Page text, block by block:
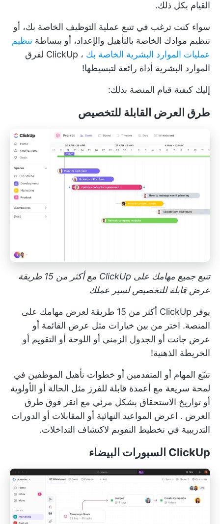
القيام بكل ذلك.
سواء كنت ترغب في تتبع عملية التوظيف الخاصة بك، أو
تنظيم موادك الخاصة بالتأهيل والإعداد، أو ببساطة تنظيم
عمليات الموارد البشرية الخاصة بك
، ClickUp لفرق
الموارد البشرية أداة رائعة لتبسيطها!
إليك كيفية قيام المنصة بذلك:
طرق العرض القابلة للتخصيص
تتبع جميع مهامك على ClickUp مع أكثر من 15 طريقة
عرض قابلة للتخصيص لسير عملك
يوفر ClickUp أكثر من 15 طريقة لعرض مهامك على
المنصة. اختر من بين خيارات مثل عرض القائمة أو
عرض جانت أو الجدول الزمني أو اللوحة أو التقويم أو
الخريطة الذهنية!
تتبّع المهام أو المتقدمين أو خطوات تأهيل الموظفين في
لمحة سريعة مع أعمدة قابلة للفرز مثل الحالة أو الأولوية
أو تواريخ الاستحقاق بشكل مرئي مع انقر فوق طرق
العرض . اعرض المواعيد النهائية أو المقابلات أو الدورات
التدريبية في تخطيط التقويم لاكتشاف التداخلات.
ClickUp السبورات البيضاء